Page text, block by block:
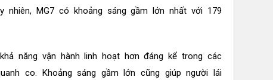
nhiên, MG7 có khoảng sáng gầm lớn nhất với 179
năng vận hành linh hoạt hơn đáng kể trong các
co. Khoảng sáng gầm lớn cũng giúp người lái